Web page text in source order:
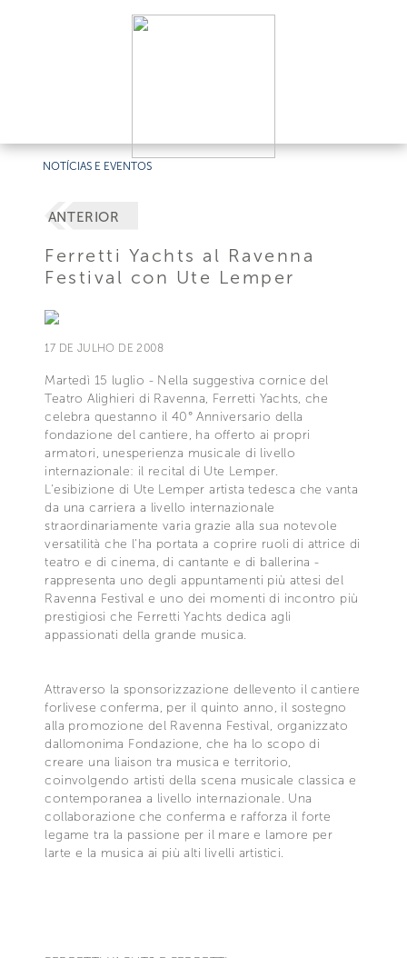
NOTÍCIAS E EVENTOS
ANTERIOR
Ferretti Yachts al Ravenna
Festival con Ute Lemper
17 DE JULHO DE 2008
Martedì 15 luglio - Nella suggestiva cornice del
Teatro Alighieri di Ravenna, Ferretti Yachts, che
celebra questanno il 40° Anniversario della
fondazione del cantiere, ha offerto ai propri
armatori, unesperienza musicale di livello
internazionale: il recital di Ute Lemper.
L'esibizione di Ute Lemper artista tedesca che vanta
da una carriera a livello internazionale
straordinariamente varia grazie alla sua notevole
versatilità che l'ha portata a coprire ruoli di attrice di
teatro e di cinema, di cantante e di ballerina -
rappresenta uno degli appuntamenti più attesi del
Ravenna Festival e uno dei momenti di incontro più
prestigiosi che Ferretti Yachts dedica agli
appassionati della grande musica.
Attraverso la sponsorizzazione dellevento il cantiere
forlivese conferma, per il quinto anno, il sostegno
alla promozione del Ravenna Festival, organizzato
dallomonima Fondazione, che ha lo scopo di
creare una liaison tra musica e territorio,
coinvolgendo artisti della scena musicale classica e
contemporanea a livello internazionale. Una
collaborazione che conferma e rafforza il forte
legame tra la passione per il mare e lamore per
larte e la musica ai più alti livelli artistici.